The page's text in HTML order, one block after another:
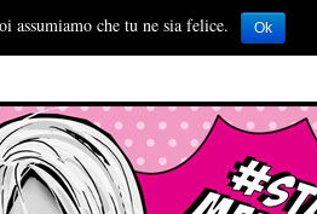
assumiamo che tu ne sia felice. Ok